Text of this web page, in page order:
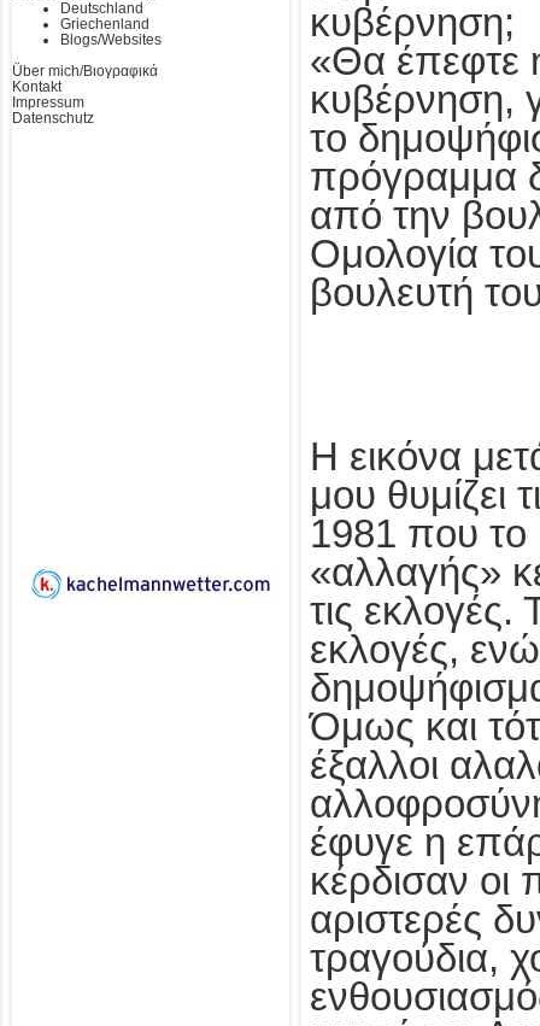
Deutschland
Griechenland
Blogs/Websites
Über mich/Βιογραφικά
Kontakt
Impressum
Datenschutz
κυβέρνηση;
«Θα έπεφτε
κυβέρνηση,
το
πρόγραμμα
από την
Ομολογία
βουλευτή
Η εικόνα
μου θυμίζει
1981 που
«αλλαγής»
τις εκλογές.
εκλογές,
Όμως και
έξαλλοι
έφυγε η
κέρδισαν οι
αριστερές
τραγούδια,